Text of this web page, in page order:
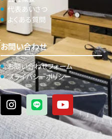
代表あいさつ
よくある質問
お問い合わせ
お問い合わせフォーム
プライバシーポリシー